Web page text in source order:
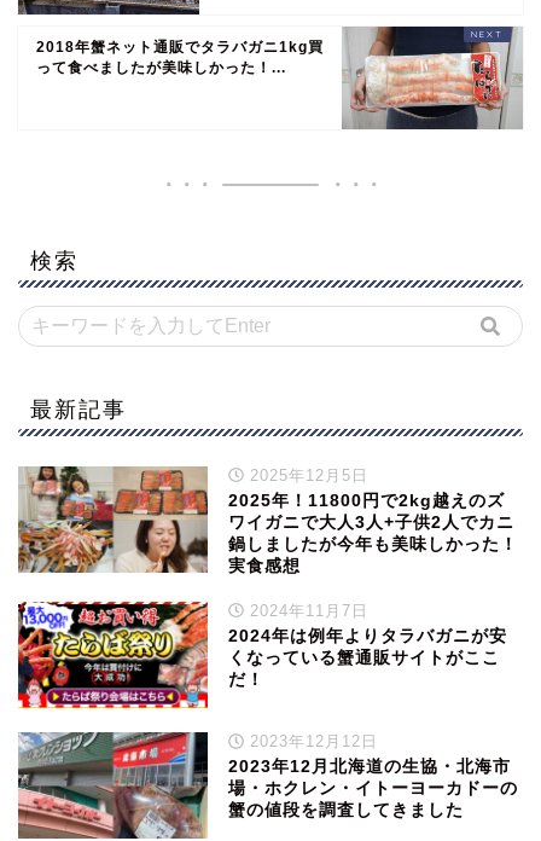
2018年蟹ネット通販でタラバガニ1kg買
って食べましたが美味しかった！...
検索
最新記事
2025年12月5日
2025年！11800円で2kg越えのズ
ワイガニで大人3人+子供2人でカニ
鍋しましたが今年も美味しかった！
実食感想
2024年11月7日
2024年は例年よりタラバガニが安
くなっている蟹通販サイトがここ
だ！
2023年12月12日
2023年12月北海道の生協・北海市
場・ホクレン・イトーヨーカドーの
蟹の値段を調査してきました